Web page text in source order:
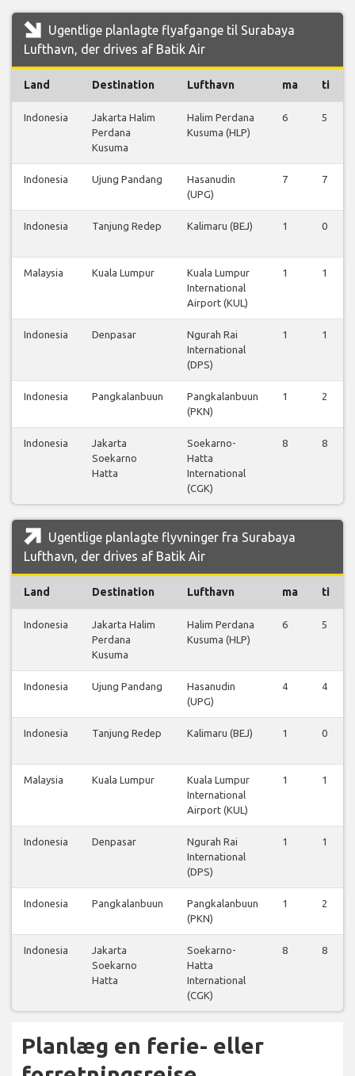
Ugentlige planlagte flyafgange til Surabaya
Lufthavn, der drives af Batik Air
Land Destination Lufthavn ma ti
Indonesia
Jakarta Halim
Perdana
Kusuma
Halim Perdana
Kusuma (HLP)
6 5
Indonesia Ujung Pandang
Hasanudin
(UPG)
7 7
Indonesia Tanjung Redep Kalimaru (BEJ) 1 0
Malaysia Kuala Lumpur
Kuala Lumpur
International
Airport (KUL)
1 1
Indonesia Denpasar
Ngurah Rai
International
(DPS)
1 1
Indonesia Pangkalanbuun
Pangkalanbuun
(PKN)
1 2
Indonesia
Jakarta
Soekarno
Hatta
Soekarno-
Hatta
International
(CGK)
8 8
Ugentlige planlagte flyvninger fra Surabaya
Lufthavn, der drives af Batik Air
Land Destination Lufthavn ma ti
Indonesia
Jakarta Halim
Perdana
Kusuma
Halim Perdana
Kusuma (HLP)
6 5
Indonesia Ujung Pandang
Hasanudin
(UPG)
4 4
Indonesia Tanjung Redep Kalimaru (BEJ) 1 0
Malaysia Kuala Lumpur
Kuala Lumpur
International
Airport (KUL)
1 1
Indonesia Denpasar
Ngurah Rai
International
(DPS)
1 1
Indonesia Pangkalanbuun
Pangkalanbuun
(PKN)
1 2
Indonesia
Jakarta
Soekarno
Hatta
Soekarno-
Hatta
International
(CGK)
8 8
Planlæg en ferie- eller